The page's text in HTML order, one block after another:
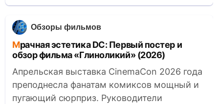
Обзоры фильмов
Мрачная эстетика DC: Первый постер и
обзор фильма «Глиноликий» (2026)
Апрельская выставка CinemaCon 2026 года
преподнесла фанатам комиксов мощный и
пугающий сюрприз. Руководители